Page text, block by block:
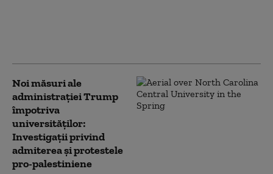
Noi măsuri ale
administrației Trump
împotriva
universităților:
Investigații privind
admiterea și protestele
pro-palestiniene